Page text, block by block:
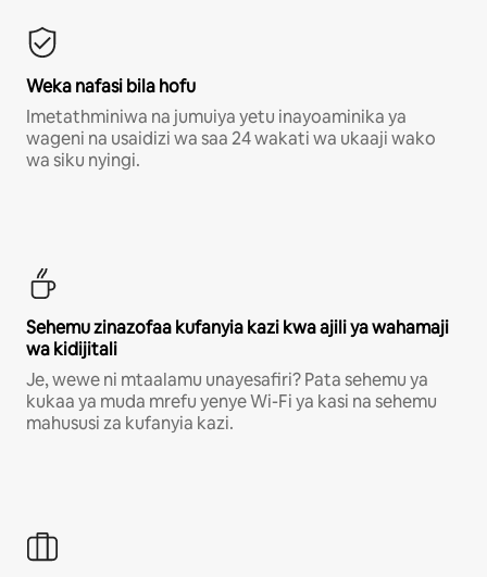
Weka nafasi bila hofu
Imetathminiwa na jumuiya yetu inayoaminika ya
wageni na usaidizi wa saa 24 wakati wa ukaaji wako
wa siku nyingi.
Sehemu zinazofaa kufanyia kazi kwa ajili ya wahamaji
wa kidijitali
Je, wewe ni mtaalamu unayesafiri? Pata sehemu ya
kukaa ya muda mrefu yenye Wi-Fi ya kasi na sehemu
mahususi za kufanyia kazi.